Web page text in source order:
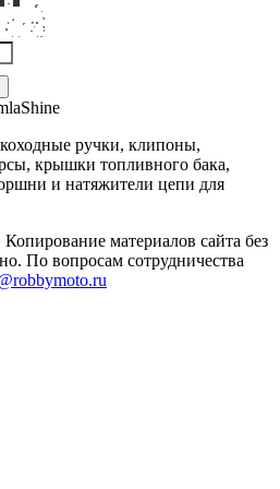
ручки, клипоны,
крышки топливного бака,
и натяжители цепи для
материалов сайта без
По вопросам сотрудничества